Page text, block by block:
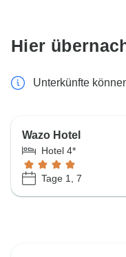
Hier
Unterkünfte
Wazo Hotel
Hotel 4*
Tage 1, 7